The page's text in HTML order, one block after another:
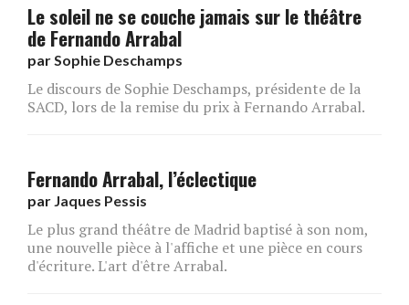
Le soleil ne se couche jamais sur le théâtre
de Fernando Arrabal
par Sophie Deschamps
Le discours de Sophie Deschamps, présidente de la
SACD, lors de la remise du prix à Fernando Arrabal.
Fernando Arrabal, l’éclectique
par Jaques Pessis
Le plus grand théâtre de Madrid baptisé à son nom,
une nouvelle pièce à l'affiche et une pièce en cours
d'écriture. L'art d'être Arrabal.